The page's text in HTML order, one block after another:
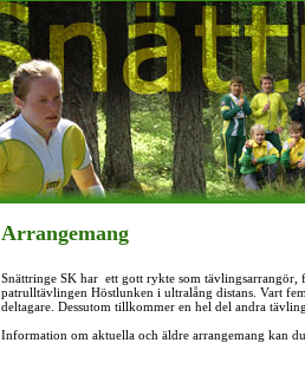
Arrangemang
Snättringe SK har ett gott rykte som tävlingsarrangör,
patrulltävlingen Höstlunken i ultralång distans. Vart
deltagare. Dessutom tillkommer en hel del andra
Information om aktuella och äldre arrangemang kan